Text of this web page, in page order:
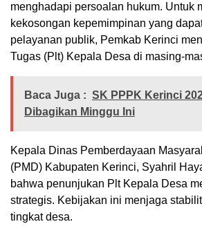
menghadapi persoalan hukum. Untuk
kekosongan kepemimpinan yang
pelayanan publik, Pemkab Kerinci
Tugas (Plt) Kepala Desa di masing-
Baca Juga : SK PPPK Kerinci
Dibagikan Minggu Ini
Kepala Dinas Pemberdayaan
(PMD) Kabupaten Kerinci, Syahril
bahwa penunjukan Plt Kepala Desa
strategis. Kebijakan ini menjaga
tingkat desa.